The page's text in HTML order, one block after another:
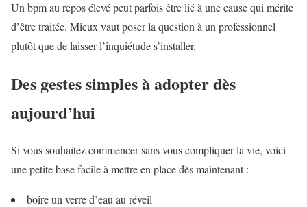
Un bpm au repos élevé peut parfois être lié à une cause qui mérite
d’être traitée. Mieux vaut poser la question à un professionnel
plutôt que de laisser l’inquiétude s’installer.
Des gestes simples à adopter dès
aujourd’hui
Si vous souhaitez commencer sans vous compliquer la vie, voici
une petite base facile à mettre en place dès maintenant :
boire un verre d’eau au réveil